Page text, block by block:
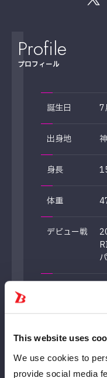
This website uses
We use cookies to
provide social media
Profile
プロフィール
誕生日 7
出身地
身長
体重
デビュー戦
Career
来歴